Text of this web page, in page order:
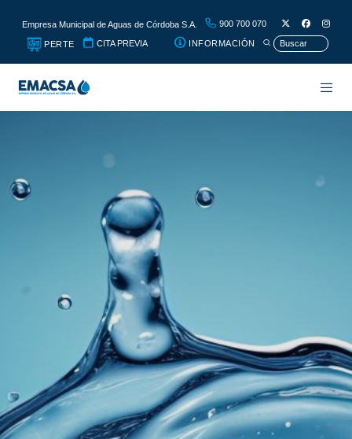
Empresa Municipal de Aguas de Córdoba S.A. 900 700 070
PERTE CITA PREVIA INFORMACIÓN